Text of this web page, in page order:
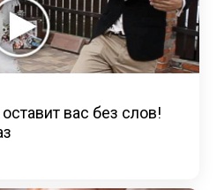
вас без слов!